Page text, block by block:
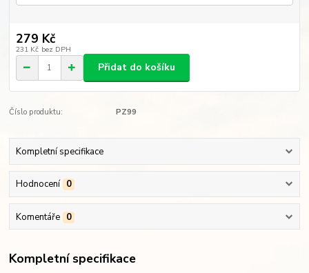
279 Kč
231 Kč bez DPH
Přidat do košíku
Číslo produktu: PZ99
Kompletní specifikace
Hodnocení 0
Komentáře 0
Kompletní specifikace